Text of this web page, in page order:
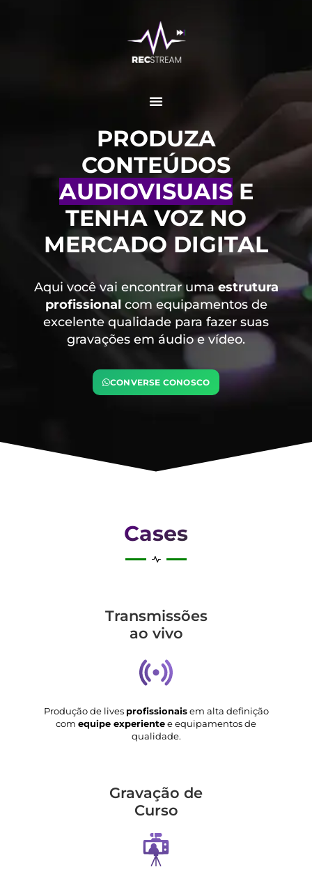
PRODUZA
CONTEÚDOS
AUDIOVISUAISE
TENHA VOZ NO
MERCADO DIGITAL
Aqui você vai encontrar uma estrutura
profissional com equipamentos de
excelente qualidade para fazer suas
gravações em áudio e vídeo.
CONVERSE CONOSCO
Cases
Transmis­sões
ao vivo
Produção de lives profissionaisem alta definição
com equipe experientee equipamentos de
qualidade.
Gravação de
Curso